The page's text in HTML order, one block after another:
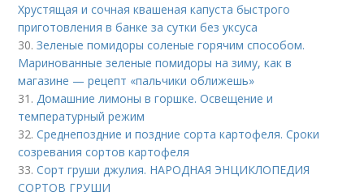
Хрустящая и сочная квашеная капуста быстрого
приготовления в банке за сутки без уксуса
30.Зеленые помидоры соленые горячим способом.
Маринованные зеленые помидоры на зиму, как в
магазине — рецепт «пальчики оближешь»
31. Домашние лимоны в горшке. Освещение и
температурный режим
32.Среднепоздние и поздние сорта картофеля. Сроки
созревания сортов картофеля
33.Сорт груши джулия. НАРОДНАЯ ЭНЦИКЛОПЕДИЯ
СОРТОВ ГРУШИ